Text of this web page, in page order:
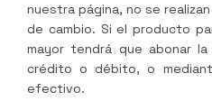
nuestra página, no se
de cambio. Si el producto
mayor tendrá que abonar
crédito o débito, o
efectivo.